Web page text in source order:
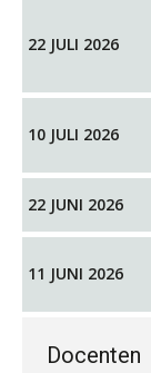
22 JULI 2026
10 JULI 2026
22 JUNI 2026
11 JUNI 2026
Docenten